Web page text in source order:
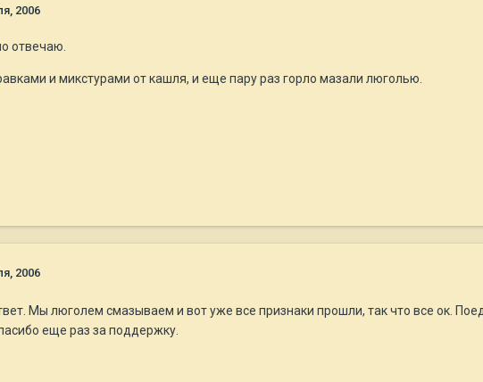
2006
отвечаю.
и микстурами от кашля, и еще пару раз горло мазали люголью.
2006
Мы люголем смазываем и вот уже все признаки прошли, так что все ок.
еще раз за поддержку.